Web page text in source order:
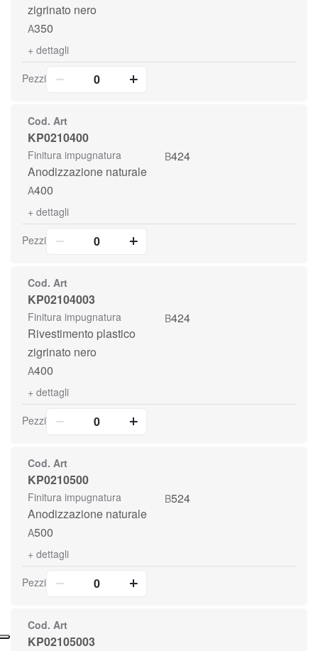
zigrinato nero
A350
+ dettagli
Pezzi
Cod. Art
KP0210400
Finitura impugnatura
Anodizzazione naturale
B424
A400
+ dettagli
Pezzi
Cod. Art
KP02104003
Finitura impugnatura
Rivestimento plastico
zigrinato nero
B424
A400
+ dettagli
Pezzi
Cod. Art
KP0210500
Finitura impugnatura
Anodizzazione naturale
B524
A500
+ dettagli
Pezzi
Cod. Art
KP02105003